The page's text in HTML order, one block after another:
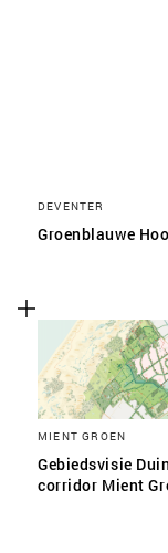
DEVENTER
Groenblauwe
MIENT GROEN
Gebiedsvisie
corridor Mient